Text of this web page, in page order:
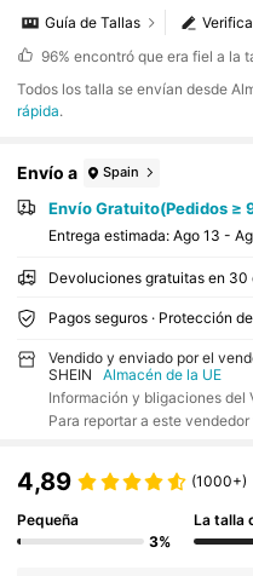
Guía de Tallas
96% encontró que era fiel a la
Todos los talla se envían desde
rápida.
Envío a Spain
Envío Gratuito(Pedidos ≥
Entrega estimada: Ago 13 -
Devoluciones gratuitas en 30
Pagos seguros · Protección
Vendido y enviado por el
SHEIN
Almacén de la UE
Información y bligaciones del
Para reportar a este
4,89 (1000+)
Pequeña
3%
La talla